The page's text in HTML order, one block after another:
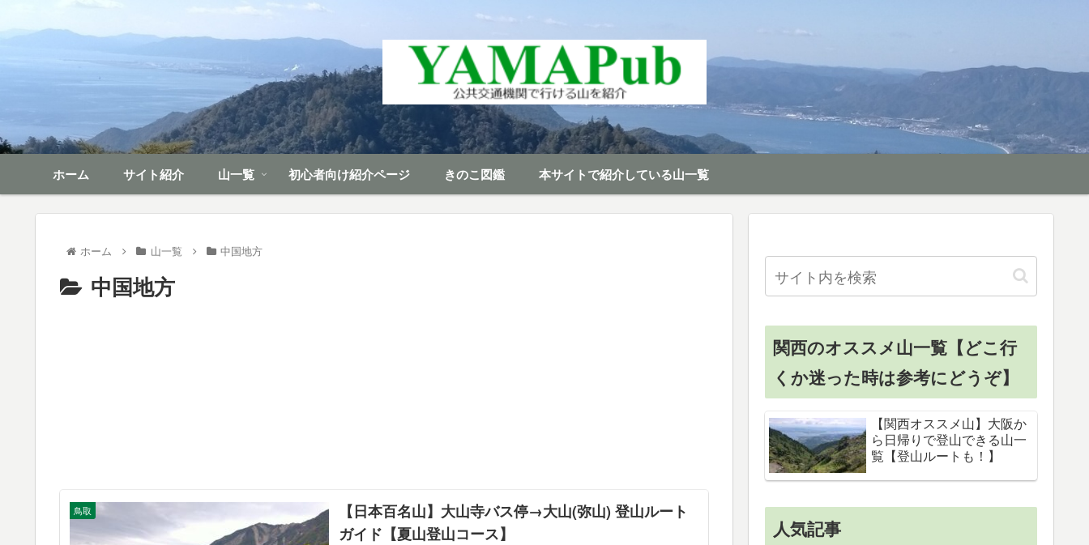
ホーム サイト紹介 山一覧 初心者向け紹介ページ きのこ図鑑 本サイトで紹介している山一覧
ホーム 山一覧 中国地方
中国地方
鳥取
【日本百名山】大山寺バス停→大山(弥山) 登山ルート
ガイド【夏山登山コース】
関西のオススメ山一覧【どこ行
くか迷った時は参考にどうぞ】
【関西オススメ山】大阪か
ら日帰りで登山できる山一
覧【登山ルートも！】
人気記事